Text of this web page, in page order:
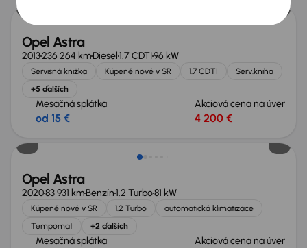
Opel Astra
2013236 264 kmDiesel1.7 CDTI96 kW
Servisná knižka Kúpené nové v SR 1.7 CDTI
Serv.kniha
+5 ďalších
Mesačná splátka
od 15 €
Akciová cena na úver
4 200 €
Nové v ponuke
Opel Astra
202083 931 kmBenzín1.2 Turbo81 kW
Kúpené nové v SR 1.2 Turbo
automatická klimatizace
Tempomat
+2 ďalších
Mesačná splátka Akciová cena na úver